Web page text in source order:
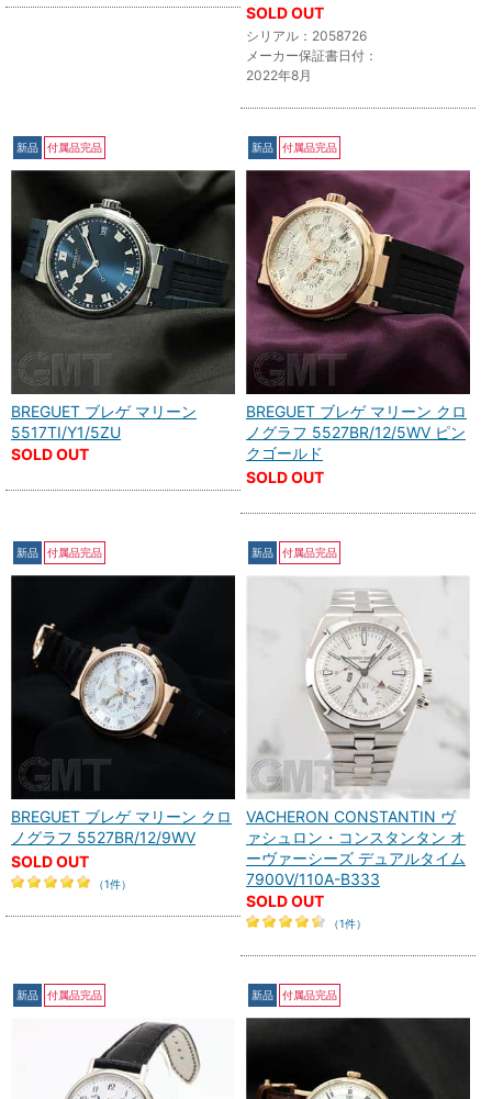
SOLD OUT
シリアル：2058726
メーカー保証書日付：
2022年8月
新品 付属品完品
BREGUET ブレゲ マリーン
5517TI/Y1/5ZU
SOLD OUT
新品 付属品完品
BREGUET ブレゲ マリーン クロ
ノグラフ 5527BR/12/5WV ピン
クゴールド
SOLD OUT
新品 付属品完品
BREGUET ブレゲ マリーン クロ
ノグラフ 5527BR/12/9WV
SOLD OUT
（1件）
新品 付属品完品
VACHERON CONSTANTIN ヴ
ァシュロン・コンスタンタン オ
ーヴァーシーズ デュアルタイム
7900V/110A-B333
SOLD OUT
（1件）
新品 付属品完品 新品 付属品完品